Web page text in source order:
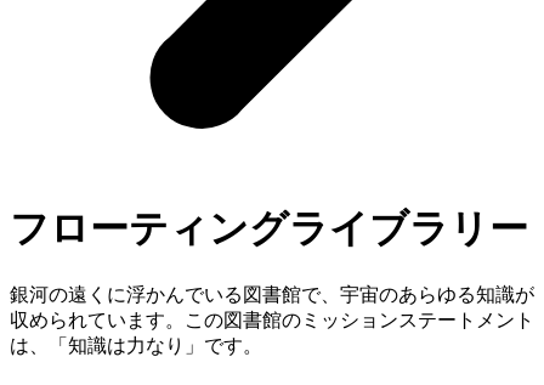
フローティングライブラリー
銀河の遠くに浮かんでいる図書館で、宇宙のあらゆる知識が
収められています。この図書館のミッションステートメント
は、「知識は力なり」です。